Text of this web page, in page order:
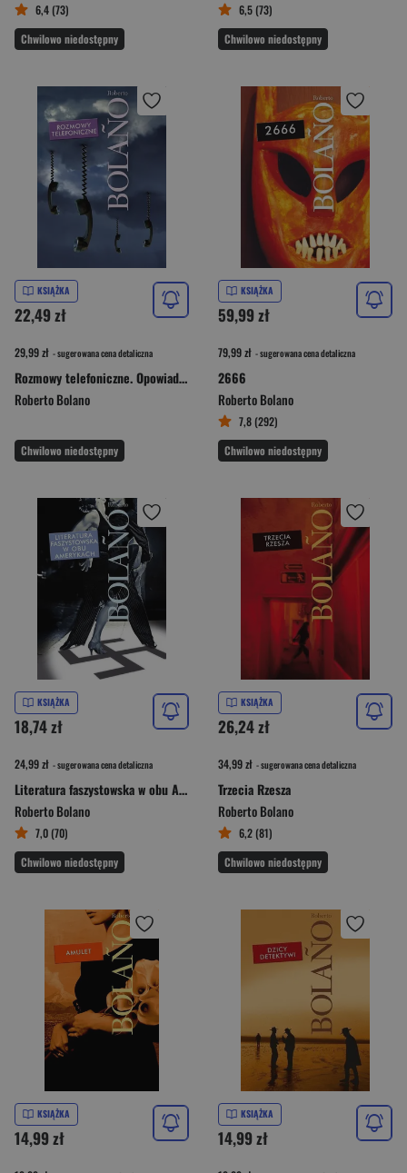
6,4 (73)
Chwilowo niedostępny
6,5 (73)
Chwilowo niedostępny
KSIĄŻKA
22,49 zł
29,99 zł - sugerowana cena detaliczna
Rozmowy telefoniczne. Opowiadania
Roberto Bolano
Chwilowo niedostępny
KSIĄŻKA
59,99 zł
79,99 zł - sugerowana cena detaliczna
2666
Roberto Bolano
7,8 (292)
Chwilowo niedostępny
KSIĄŻKA
18,74 zł
24,99 zł - sugerowana cena detaliczna
Literatura faszystowska w obu Amerykach
Roberto Bolano
7,0 (70)
Chwilowo niedostępny
KSIĄŻKA
26,24 zł
34,99 zł - sugerowana cena detaliczna
Trzecia Rzesza
Roberto Bolano
6,2 (81)
Chwilowo niedostępny
KSIĄŻKA
14,99 zł
KSIĄŻKA
14,99 zł